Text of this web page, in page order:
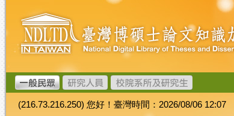
跳
到
主
要
內
容
臺
灣
博
碩
士
論
文
加
(216.73.216.250) 您好！臺灣時間：2026/08/06 12:07